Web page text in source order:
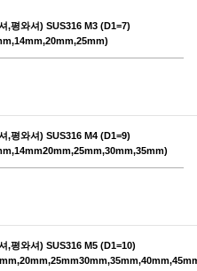
,평와셔) SUS316 M3 (D1=7)
,평와셔) SUS316 M4 (D1=9)
,평와셔) SUS316 M5 (D1=10)